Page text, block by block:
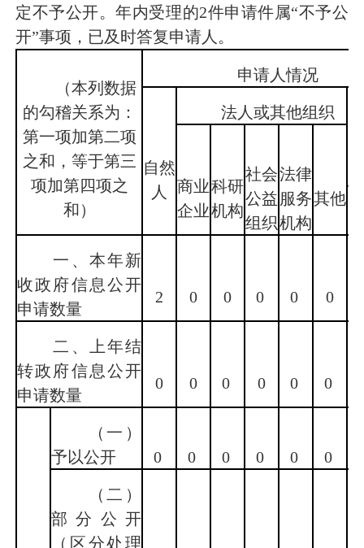
定不予公开。年内受理的2件申请件属“不予公
开”事项，已及时答复申请人。
（本列数据
的勾稽关系为：
第一项加第二项
之和，等于第三
项加第四项之
和）
申请人情况
自然
人
法人或其他组织
商业
企业
科研
机构
社会
公益
组织
法律
服务
机构
其他
一、本年新
收政府信息公开
申请数量
2 0 0 0 0 0
二、上年结
转政府信息公开
申请数量
0 0 0 0 0 0
（一）
予以公开
0 0 0 0 0 0
（二）
部分公开
（区分处理